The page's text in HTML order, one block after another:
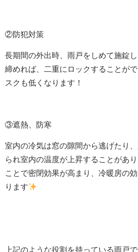
②防犯対策
長期間の外出時、雨戸をしめて施錠
締めれば、二重にロックすることが
スクも低くなります！
③遮熱、防寒
室内の冷気は窓の隙間から逃げたり
られ室内の温度が上昇することがあ
ことで密閉効果が高まり、冷暖房の
ります
上記のような役割を持っている雨戸